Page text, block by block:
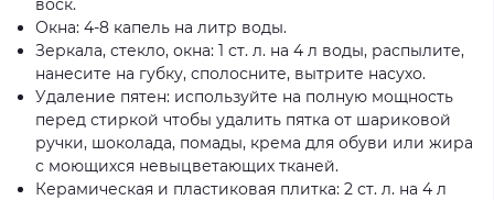
Окна: 4-8 капель на литр воды.
Зеркала, стекло, окна: 1 ст. л. на 4 л воды, распылите,
нанесите на губку, сполосните, вытрите насухо.
Удаление пятен: используйте на полную мощность
перед стиркой чтобы удалить пятка от шариковой
ручки, шоколада, помады, крема для обуви или жира
с моющихся невыцветающих тканей.
Керамическая и пластиковая плитка: 2 ст. л. на 4 л